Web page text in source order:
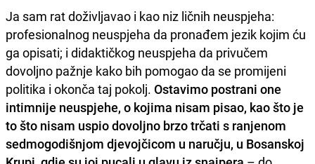
Ja sam rat doživljavao i kao niz ličnih neuspjeha:
profesionalnog neuspjeha da pronađem jezik kojim ću
ga opisati; i didaktičkog neuspjeha da privučem
dovoljno pažnje kako bih pomogao da se promijeni
politika i okonča taj pokolj. Ostavimo postrani one
intimnije neuspjehe, o kojima nisam pisao, kao što je
to što nisam uspio dovoljno brzo trčati s ranjenom
sedmogodišnjom djevojčicom u naručju, u Bosanskoj